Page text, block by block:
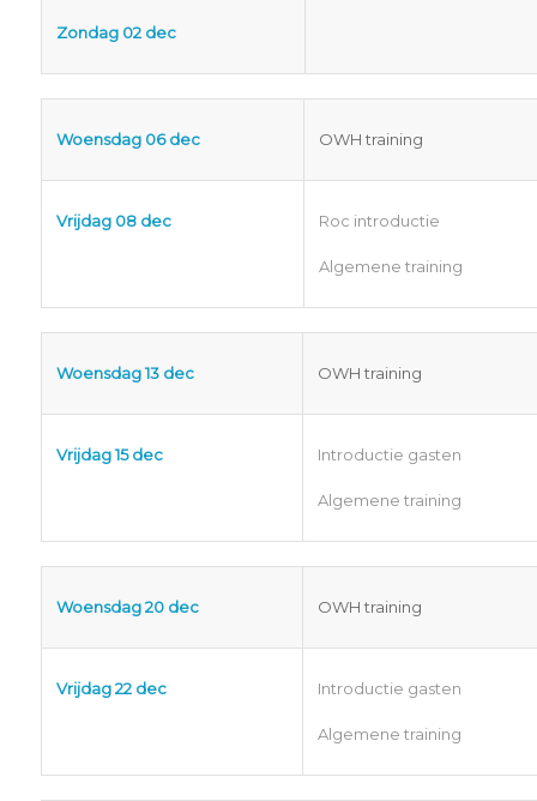
Zondag 02 dec
Woensdag 06 dec OWH training
Vrijdag 08 dec Roc introductie
Algemene training
Woensdag 13 dec OWH training
Vrijdag 15 dec Introductie gasten
Algemene training
Woensdag 20 dec OWH training
Vrijdag 22 dec Introductie gasten
Algemene training